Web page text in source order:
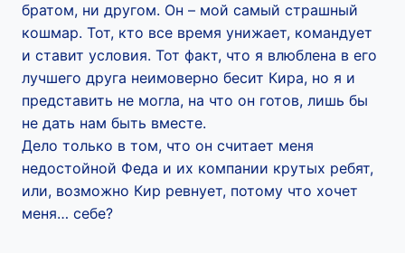
братом, ни другом. Он – мой самый страшный
кошмар. Тот, кто все время унижает, командует
и ставит условия. Тот факт, что я влюблена в его
лучшего друга неимоверно бесит Кира, но я и
представить не могла, на что он готов, лишь бы
не дать нам быть вместе.
Дело только в том, что он считает меня
недостойной Феда и их компании крутых ребят,
или, возможно Кир ревнует, потому что хочет
меня… себе?